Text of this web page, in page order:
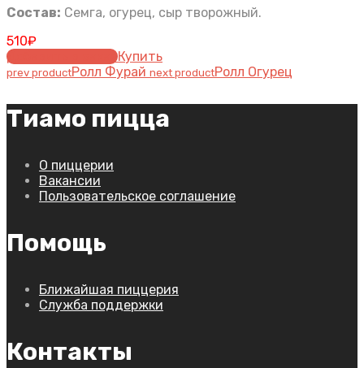
Состав: Семга, огурец, сыр творожный.
510₽
Добавить в заказКупить
prev productРолл Фурай next productРолл Огурец
Тиамо пицца
О пиццерии
Вакансии
Пользовательское соглашение
Помощь
Ближайшая пиццерия
Служба поддержки
Контакты